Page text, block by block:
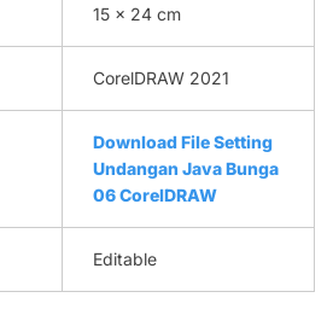
15 x 24 cm
CorelDRAW 2021
Download File Setting
Undangan Java Bunga
06 CorelDRAW
Editable